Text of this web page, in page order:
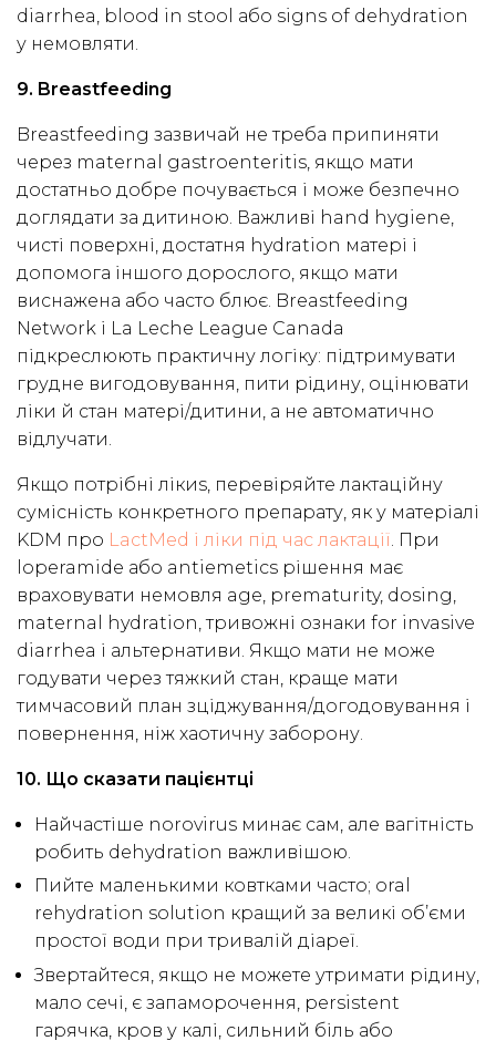
diarrhea, blood in stool або signs of dehydration
у немовляти.
9. Breastfeeding
Breastfeeding зазвичай не треба припиняти
через maternal gastroenteritis, якщо мати
достатньо добре почувається і може безпечно
доглядати за дитиною. Важливі hand hygiene,
чисті поверхні, достатня hydration матері і
допомога іншого дорослого, якщо мати
виснажена або часто блює. Breastfeeding
Network і La Leche League Canada
підкреслюють практичну логіку: підтримувати
грудне вигодовування, пити рідину, оцінювати
ліки й стан матері/дитини, а не автоматично
відлучати.
Якщо потрібні лікиs, перевіряйте лактаційну
сумісність конкретного препарату, як у матеріалі
KDM про LactMed і ліки під час лактації . При
loperamide або antiemetics рішення має
враховувати немовля age, prematurity, dosing,
maternal hydration, тривожні ознаки for invasive
diarrhea і альтернативи. Якщо мати не може
годувати через тяжкий стан, краще мати
тимчасовий план зціджування/догодовування і
повернення, ніж хаотичну заборону.
10. Що сказати пацієнтці
Найчастіше norovirus минає сам, але вагітність
робить dehydration важливішою.
Пийте маленькими ковтками часто; oral
rehydration solution кращий за великі об’єми
простої води при тривалій діареї.
Звертайтеся, якщо не можете утримати рідину,
мало сечі, є запаморочення, persistent
гарячка, кров у калі, сильний біль або